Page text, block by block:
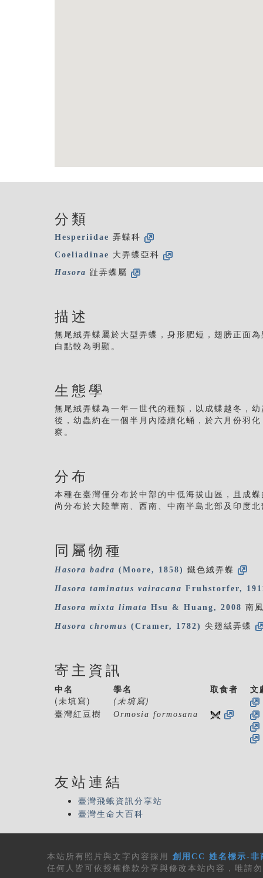
分類
Hesperiidae 弄蝶科
Coeliadinae 大弄蝶亞科
Hasora 趾弄蝶屬
描述
無尾絨弄蝶屬於大型弄蝶，身形肥短，翅膀正面
白點較為明顯。
生態學
無尾絨弄蝶為一年一世代的種類，以成蝶越冬，
後，幼蟲約在一個半月內陸續化蛹，於六月份羽
察。
分布
本種在臺灣僅分布於中部的中低海拔山區，且成
尚分布於大陸華南、西南、中南半島北部及印度
同屬物種
Hasora badra (Moore, 1858) 鐵色絨弄蝶
Hasora taminatus vairacana Fruhstorfer,
Hasora mixta limata Hsu & Huang, 2008 南
Hasora chromus (Cramer, 1782) 尖翅絨弄蝶
寄主資訊
中名 學名 取食者
文
(未填寫)
(未填寫)
臺灣紅豆樹
Ormosia formosana
友站連結
臺灣飛蛾資訊分享站
臺灣生命大百科
本站所有 照片與文字內容 採用 創用CC 姓名標示-
任何人皆可依授權條款分享與修改本站內容，唯請